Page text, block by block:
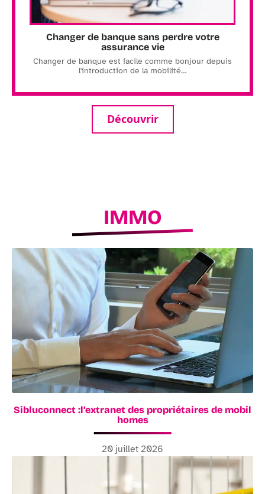
Changer de banque sans perdre votre
assurance vie
Changer de banque est facile comme bonjour depuis
l'introduction de la mobilité…
Découvrir
IMMO
Sibluconnect :l’extranet des propriétaires de mobil
homes
20 juillet 2026